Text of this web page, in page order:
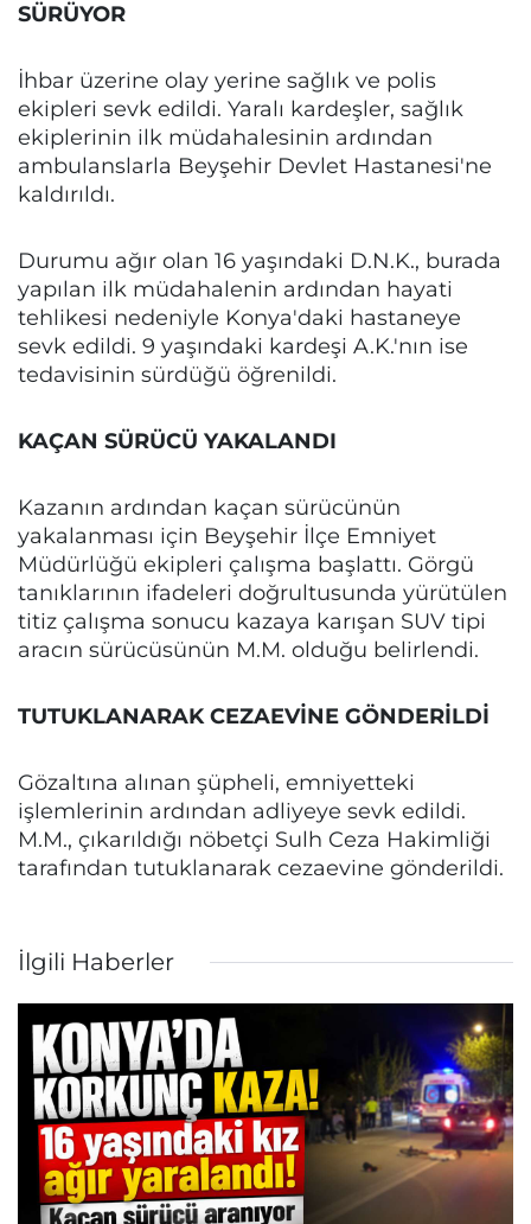
SÜRÜYOR
İhbar üzerine olay yerine sağlık ve polis
ekipleri sevk edildi. Yaralı kardeşler, sağlık
ekiplerinin ilk müdahalesinin ardından
ambulanslarla Beyşehir Devlet Hastanesi'ne
kaldırıldı.
Durumu ağır olan 16 yaşındaki D.N.K., burada
yapılan ilk müdahalenin ardından hayati
tehlikesi nedeniyle Konya'daki hastaneye
sevk edildi. 9 yaşındaki kardeşi A.K.'nın ise
tedavisinin sürdüğü öğrenildi.
KAÇAN SÜRÜCÜ YAKALANDI
Kazanın ardından kaçan sürücünün
yakalanması için Beyşehir İlçe Emniyet
Müdürlüğü ekipleri çalışma başlattı. Görgü
tanıklarının ifadeleri doğrultusunda yürütülen
titiz çalışma sonucu kazaya karışan SUV tipi
aracın sürücüsünün M.M. olduğu belirlendi.
TUTUKLANARAK CEZAEVİNE GÖNDERİLDİ
Gözaltına alınan şüpheli, emniyetteki
işlemlerinin ardından adliyeye sevk edildi.
M.M., çıkarıldığı nöbetçi Sulh Ceza Hakimliği
tarafından tutuklanarak cezaevine gönderildi.
İlgili Haberler